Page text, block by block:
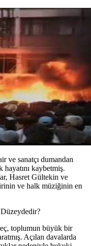
ve sanatçı dumandan
kaybetmiş.
Hasret Gültekin ve
ve halk müziğinin en
toplumun büyük bir
Açılan davalarda